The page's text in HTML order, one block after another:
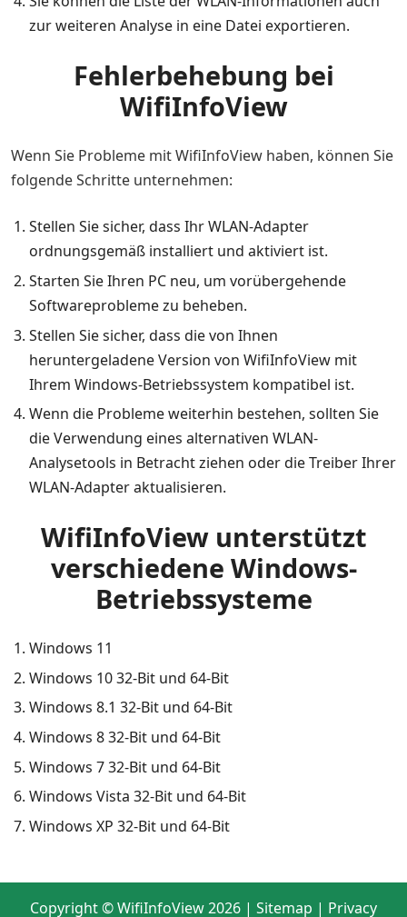
zur weiteren Analyse in eine Datei exportieren.
Fehlerbehebung bei
WifiInfoView
Wenn Sie Probleme mit WifiInfoView haben, können Sie
folgende Schritte unternehmen:
Stellen Sie sicher, dass Ihr WLAN-Adapter
ordnungsgemäß installiert und aktiviert ist.
Starten Sie Ihren PC neu, um vorübergehende
Softwareprobleme zu beheben.
Stellen Sie sicher, dass die von Ihnen
heruntergeladene Version von WifiInfoView mit
Ihrem Windows-Betriebssystem kompatibel ist.
Wenn die Probleme weiterhin bestehen, sollten Sie
die Verwendung eines alternativen WLAN-
Analysetools in Betracht ziehen oder die Treiber Ihrer
WLAN-Adapter aktualisieren.
WifiInfoView unterstützt
verschiedene Windows-
Betriebssysteme
Windows 11
Windows 10 32-Bit und 64-Bit
Windows 8.1 32-Bit und 64-Bit
Windows 8 32-Bit und 64-Bit
Windows 7 32-Bit und 64-Bit
Windows Vista 32-Bit und 64-Bit
Windows XP 32-Bit und 64-Bit
Copyright ©WifiInfoView2026 | Sitemap | Privacy